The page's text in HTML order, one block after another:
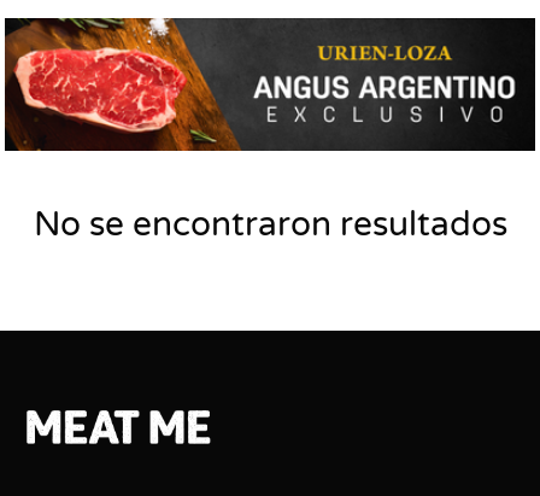
No se encontraron resultados